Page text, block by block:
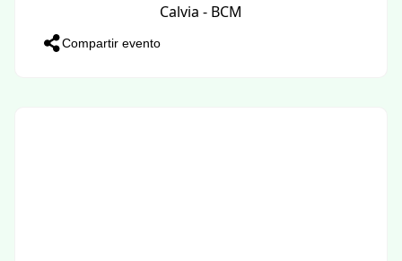
Calvia - BCM
Compartir evento